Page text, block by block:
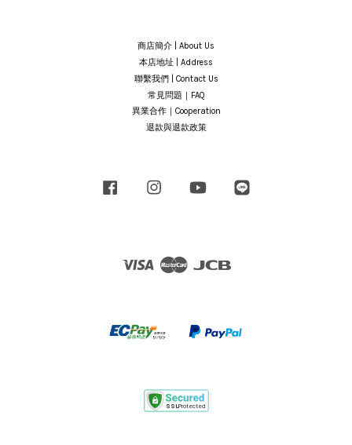
商店簡介 | About Us
本店地址 | Address
聯繫我們 | Contact Us
常見問題｜FAQ
異業合作｜Cooperation
退款與退款政策
Facebook Instagram YouTube
Visa Master